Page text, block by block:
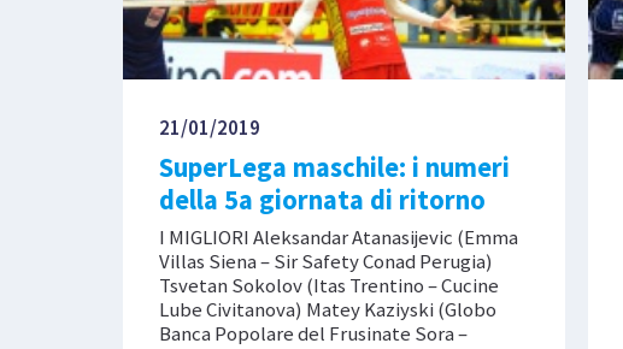
21/01/2019
SuperLega maschile: i numeri
della 5a giornata di ritorno
I MIGLIORI Aleksandar Atanasijevic (Emma
Villas Siena – Sir Safety Conad Perugia)
Tsvetan Sokolov (Itas Trentino – Cucine
Lube Civitanova) Matey Kaziyski (Globo
Banca Popolare del Frusinate Sora –